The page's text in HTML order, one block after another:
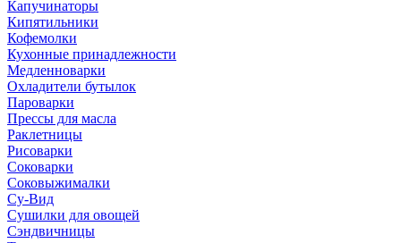
Капучинаторы
Кипятильники
Кофемолки
Кухонные принадлежности
Медленноварки
Охладители бутылок
Пароварки
Прессы для масла
Раклетницы
Рисоварки
Соковарки
Соковыжималки
Су-Вид
Сушилки для овощей
Сэндвичницы